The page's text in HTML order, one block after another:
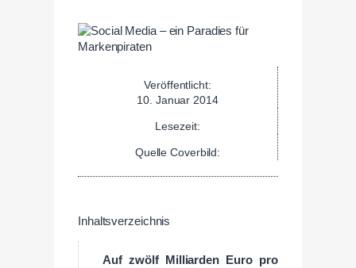
Veröffentlicht:
10. Januar 2014
Lesezeit:
Quelle Coverbild:
Inhaltsverzeichnis
Auf zwölf Milliarden Euro pro